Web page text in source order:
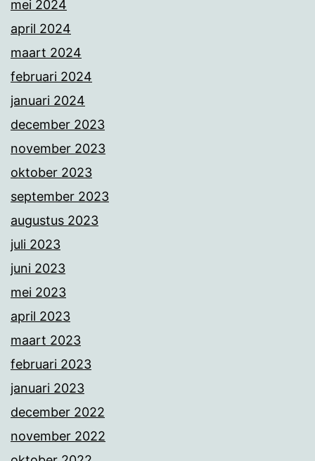
mei 2024
april 2024
maart 2024
februari 2024
januari 2024
december 2023
november 2023
oktober 2023
september 2023
augustus 2023
juli 2023
juni 2023
mei 2023
april 2023
maart 2023
februari 2023
januari 2023
december 2022
november 2022